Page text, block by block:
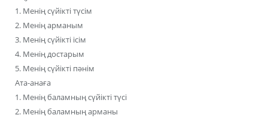
1. Менің сүйікті түсім
2. Менің арманым
3. Менің сүйікті ісім
4. Менің достарым
5. Менің сүйікті пәнім
Ата-анаға
1. Менің баламның сүйікті түсі
2. Менің баламның арманы